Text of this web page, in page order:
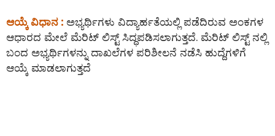
ಆಯ್ಕೆ ವಿಧಾನ : ಅಭ್ಯರ್ಥಿಗಳು ವಿದ್ಯಾರ್ಹತೆಯಲ್ಲಿ ಪಡೆದಿರುವ ಅಂಕಗಳ
ಆಧಾರದ ಮೇಲೆ ಮೆರಿಟ್ ಲಿಸ್ಟ್ ಸಿದ್ಧಪಡಿಸಲಾಗುತ್ತದೆ. ಮೆರಿಟ್ ಲಿಸ್ಟ್ ನಲ್ಲಿ
ಬಂದ ಅಭ್ಯರ್ಥಿಗಳನ್ನು ದಾಖಲೆಗಳ ಪರಿಶೀಲನೆ ನಡೆಸಿ ಹುದ್ದೆಗಳಿಗೆ
ಆಯ್ಕೆ ಮಾಡಲಾಗುತ್ತದೆ